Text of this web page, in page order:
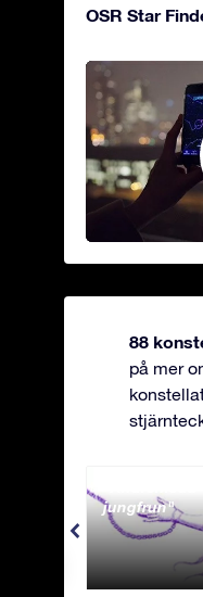
OSR Star
88
på mer
jungfrun